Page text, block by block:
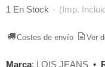
1 En Stock - (Imp.
Costes de envío Ver
Marca: LOIS JEANS •